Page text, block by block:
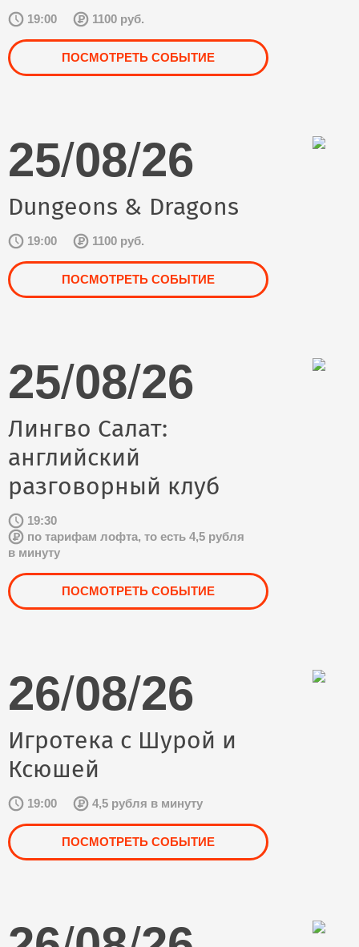
19:00 1100 руб.
ПОСМОТРЕТЬ СОБЫТИЕ
25/08/26
Dungeons & Dragons
19:00 1100 руб.
ПОСМОТРЕТЬ СОБЫТИЕ
25/08/26
Лингво Салат:
английский
разговорный клуб
19:30
по тарифам лофта, то есть 4,5 рубля
в минуту
ПОСМОТРЕТЬ СОБЫТИЕ
26/08/26
Игротека с Шурой и
Ксюшей
19:00 4,5 рубля в минуту
ПОСМОТРЕТЬ СОБЫТИЕ